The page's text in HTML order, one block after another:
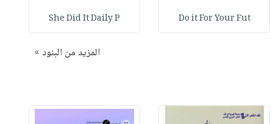
Do it For Your Fut
She Did It Daily P
المزيد من البنود »